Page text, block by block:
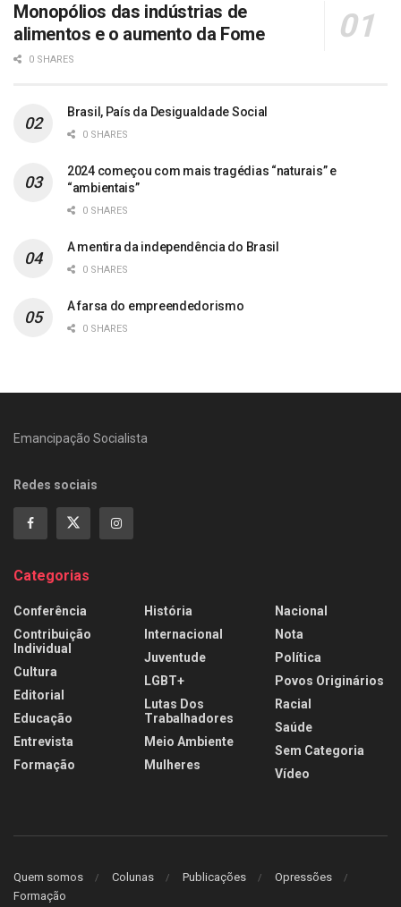
Monopólios das indústrias de
alimentos e o aumento da Fome
0 SHARES
Brasil, País da Desigualdade Social
0 SHARES
2024 começou com mais tragédias “naturais” e
“ambientais”
0 SHARES
A mentira da independência do Brasil
0 SHARES
A farsa do empreendedorismo
0 SHARES
Emancipação Socialista
Redes sociais
Categorias
Conferência
Contribuição
Individual
Cultura
Editorial
Educação
Entrevista
Formação
História
Internacional
Juventude
LGBT+
Lutas Dos
Trabalhadores
Meio Ambiente
Mulheres
Nacional
Nota
Política
Povos Originários
Racial
Saúde
Sem Categoria
Vídeo
Quem somos Colunas Publicações
Opressões
Formação